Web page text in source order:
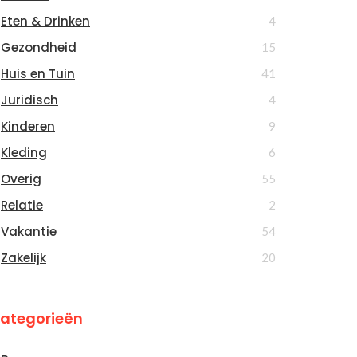
Eten & Drinken 4
Gezondheid 15
Huis en Tuin 41
Juridisch 4
Kinderen 9
Kleding 6
Overig 55
Relatie 2
Vakantie 54
Zakelijk 20